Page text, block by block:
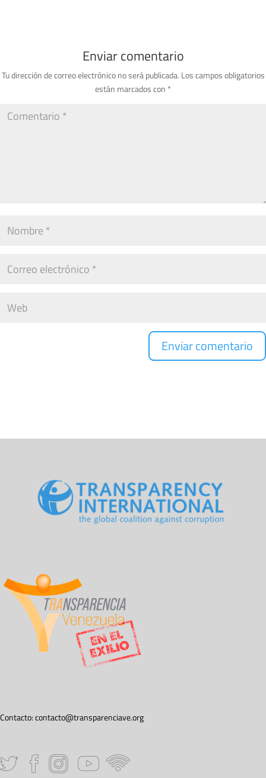
Enviar comentario
Tu dirección de correo electrónico no será publicada. Los campos obligatorios
están marcados con *
Contacto:contacto@transparenciave.org